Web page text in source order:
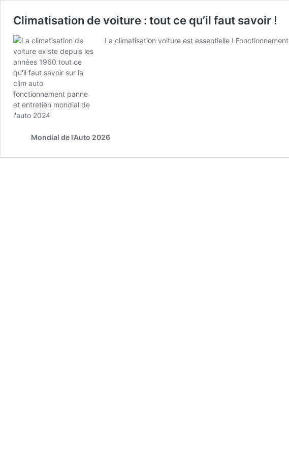
Climatisation de voiture : tout ce qu’il faut savoir !
La climatisation voiture est essentielle !
Mondial de l’Auto 2026